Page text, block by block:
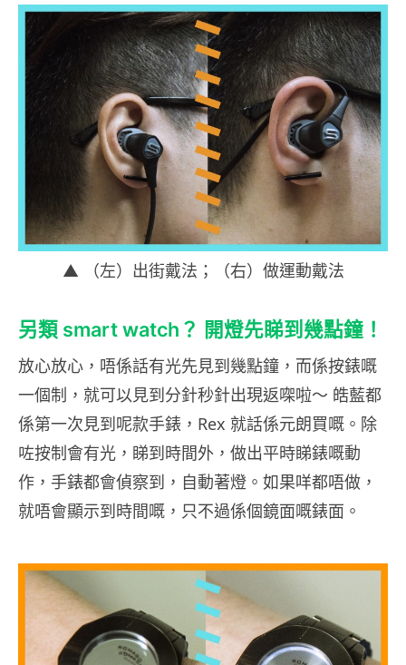
▲ （左）出街戴法；（右）做運動戴法
另類 smart watch？ 開燈先睇到幾點鐘！
放心放心，唔係話有光先見到幾點鐘，而係按錶嘅
一個制，就可以見到分針秒針出現返㗎啦～ 皓藍都
係第一次見到呢款手錶，Rex 就話係元朗買嘅。除
咗按制會有光，睇到時間外，做出平時睇錶嘅動
作，手錶都會偵察到，自動著燈。如果咩都唔做，
就唔會顯示到時間嘅，只不過係個鏡面嘅錶面。